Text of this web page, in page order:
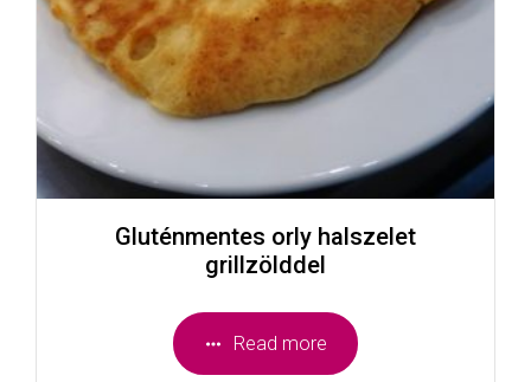
Gluténmentes orly halszelet
grillzölddel
Read more